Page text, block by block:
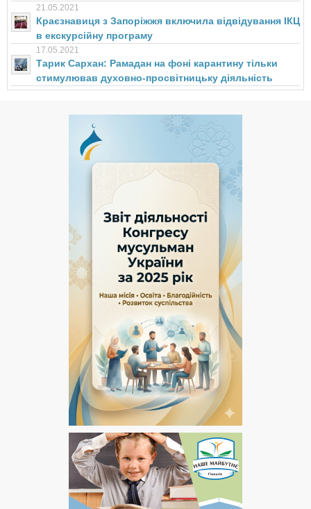
21.05.2021
Краєзнавиця з Запоріжжя включила відвідування ІКЦ
в екскурсійну програму
17.05.2021
Тарик Сархан: Рамадан на фоні карантину тільки
стимулював духовно-просвітницьку діяльність